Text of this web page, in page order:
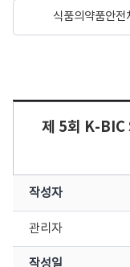
식품의약품안전
제 5회 K-BIC
작성자
관리자
작성일